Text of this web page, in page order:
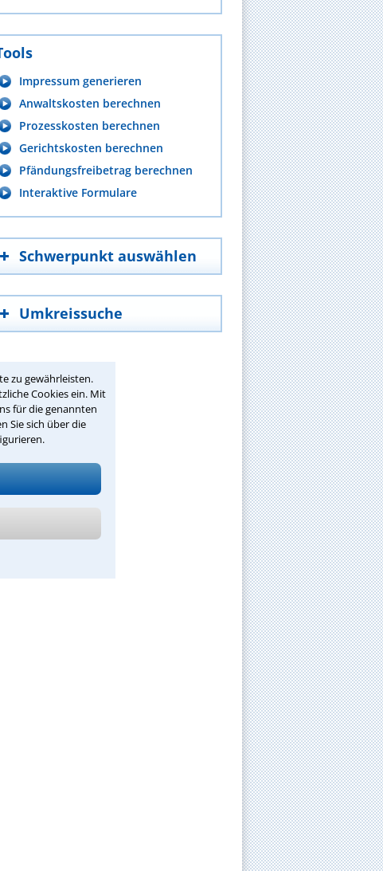
zu gewährleisten.
Cookies ein. Mit
für die genannten
Sie sich über die
Impressum generieren
Anwaltskosten berechnen
Prozesskosten berechnen
Gerichtskosten berechnen
Pfändungsfreibetrag berechnen
Interaktive Formulare
Schwerpunkt auswählen
Umkreissuche